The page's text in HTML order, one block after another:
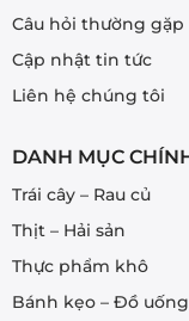
Câu hỏi thường gặp
Cập nhật tin tức
Liên hệ chúng tôi
DANH MỤC
Trái cây – Rau củ
Thịt – Hải sản
Thực phẩm khô
Bánh kẹo – Đồ uống